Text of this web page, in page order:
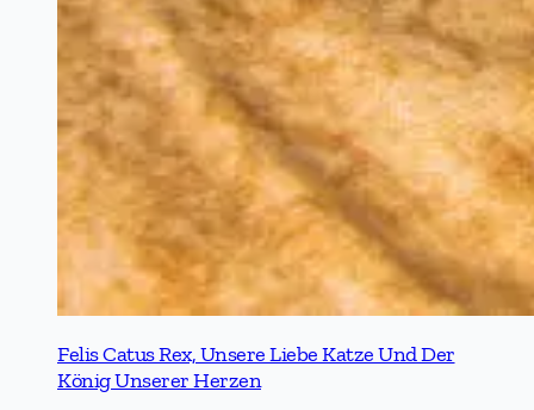
Felis Catus Rex, Unsere Liebe Katze Und Der
König Unserer Herzen